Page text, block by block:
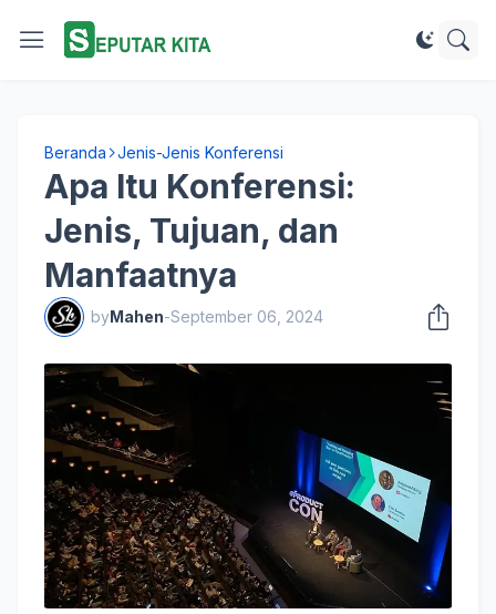
Beranda Jenis-Jenis Konferensi
Apa Itu Konferensi:
Jenis, Tujuan, dan
Manfaatnya
byMahen-September 06, 2024